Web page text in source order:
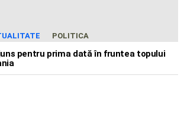
POLITICA
pentru prima dată în fruntea topului